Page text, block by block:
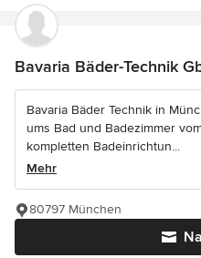
Bavaria Bäder-Technik
Bavaria Bäder Technik in
ums Bad und Badezimmer
kompletten Badeinrichtun...
Mehr
80797 München